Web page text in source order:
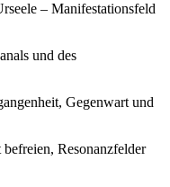
– Manifestationsfeld
und des
Gegenwart und
Resonanzfelder